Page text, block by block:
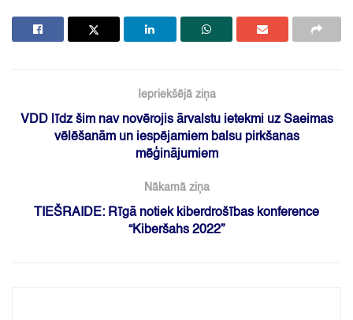
Iepriekšējā ziņa
VDD līdz šim nav novērojis ārvalstu ietekmi uz Saeimas
vēlēšanām un iespējamiem balsu pirkšanas
mēģinājumiem
Nākamā ziņa
TIEŠRAIDE: Rīgā notiek kiberdrošības konference
“Kiberšahs 2022”